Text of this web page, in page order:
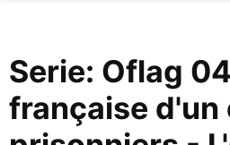
Serie: Oflag
française d'un